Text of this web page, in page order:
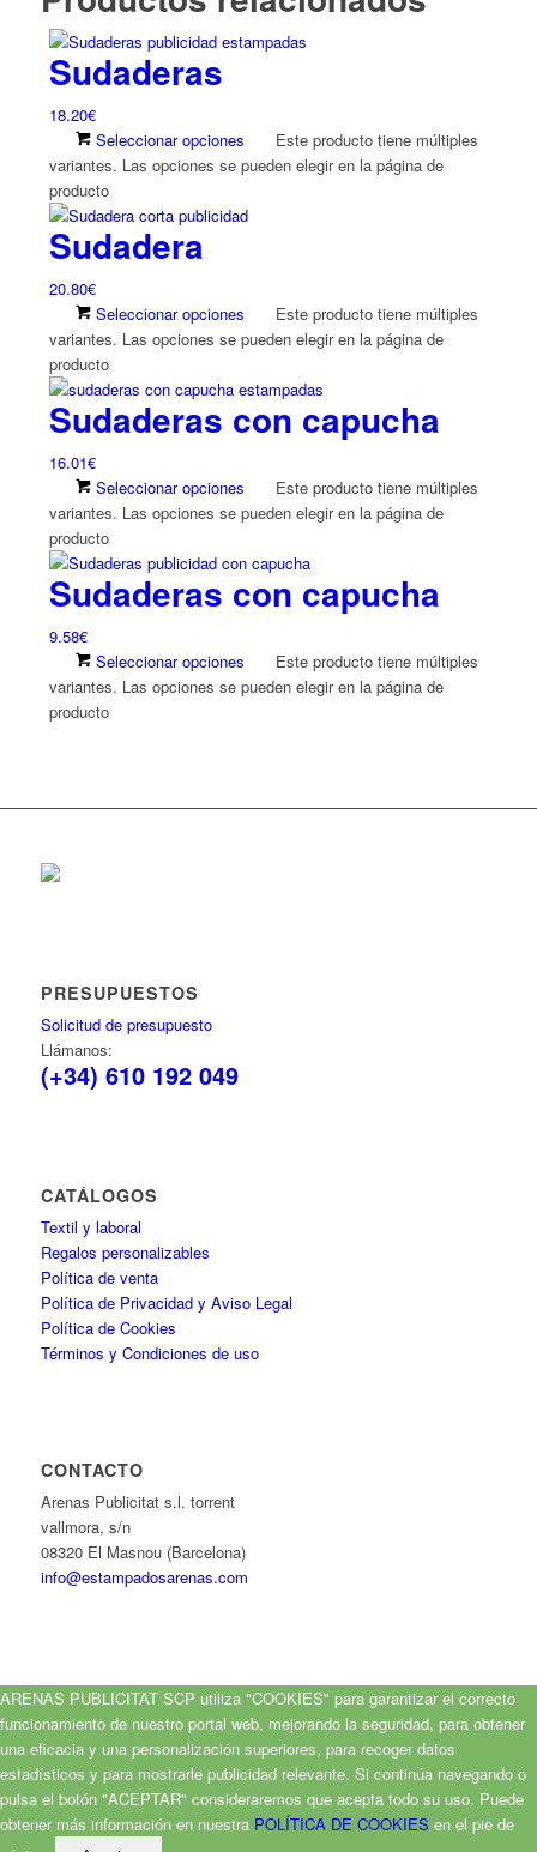
Sudaderas
18.20€
Seleccionar opciones
Este producto tiene múltiples
variantes. Las opciones se pueden elegir en la página de
producto
Sudadera
20.80€
Seleccionar opciones
Este producto tiene múltiples
variantes. Las opciones se pueden elegir en la página de
producto
Sudaderas con capucha
16.01€
Seleccionar opciones
Este producto tiene múltiples
variantes. Las opciones se pueden elegir en la página de
producto
Sudaderas con capucha
9.58€
Seleccionar opciones
Este producto tiene múltiples
variantes. Las opciones se pueden elegir en la página de
producto
PRESUPUESTOS
Solicitud de presupuesto
Llámanos:
(+34) 610 192 049
CATÁLOGOS
Textil y laboral
Regalos personalizables
Política de venta
Política de Privacidad y Aviso Legal
Política de Cookies
Términos y Condiciones de uso
CONTACTO
Arenas Publicitat s.l. torrent
vallmora, s/n
08320 El Masnou (Barcelona)
info@estampadosarenas.com
ARENAS PUBLICITAT SCP utiliza "COOKIES" para garantizar el correcto
funcionamiento de nuestro portal web, mejorando la seguridad, para obtener
una eficacia y una personalización superiores, para recoger datos
estadísticos y para mostrarle publicidad relevante. Si continúa navegando o
pulsa el botón "ACEPTAR" consideraremos que acepta todo su uso. Puede
obtener más información en nuestra POLÍTICA DE COOKIES en el pie de